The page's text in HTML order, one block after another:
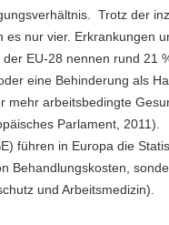
Trotz der
nur vier. Erkrankungen
EU-28 nennen rund
eine Behinderung als
mehr arbeitsbedingte
Parlament, 2011).
führen in Europa die
Behandlungskosten,
und Arbeitsmedizin).